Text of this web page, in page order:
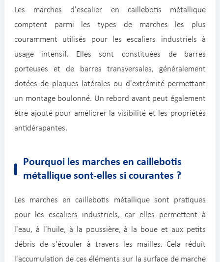
Les marches d'escalier en caillebotis métallique
comptent parmi les types de marches les plus
couramment utilisés pour les escaliers industriels à
usage intensif. Elles sont constituées de barres
porteuses et de barres transversales, généralement
dotées de plaques latérales ou d'extrémité permettant
un montage boulonné. Un rebord avant peut également
être ajouté pour améliorer la visibilité et les propriétés
antidérapantes.
Pourquoi les marches en caillebotis
métallique sont-elles si courantes ?
Les marches en caillebotis métallique sont pratiques
pour les escaliers industriels, car elles permettent à
l'eau, à l'huile, à la poussière, à la boue et aux petits
débris de s'écouler à travers les mailles. Cela réduit
l'accumulation de ces éléments sur la surface de marche